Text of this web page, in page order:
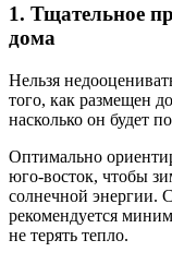
1. Тщательное
дома
Нельзя
того, как размещен
насколько он будет
Оптимально
юго-восток, чтобы
солнечной энергии.
рекомендуется
не терять тепло.